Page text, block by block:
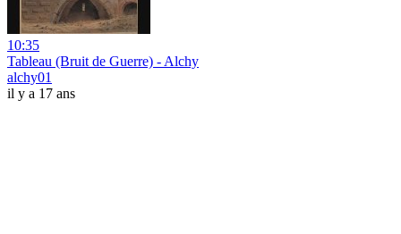
10:35
Tableau (Bruit de Guerre) - Alchy
alchy01
il y a 17 ans